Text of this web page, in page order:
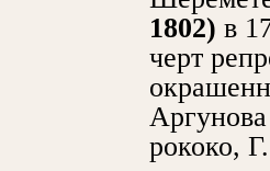
1802) в
черт
рококо,